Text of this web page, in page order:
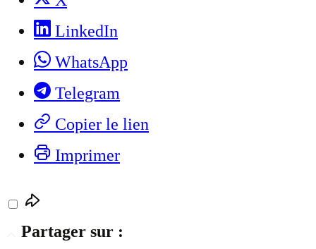
LinkedIn
WhatsApp
Telegram
Copier le lien
Imprimer
Partager sur :